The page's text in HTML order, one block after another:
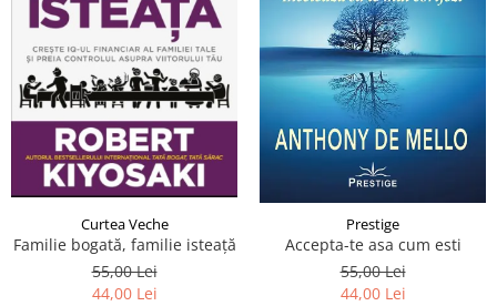
Curtea Veche
Familie bogată, familie isteață
55,00 Lei
44,00 Lei
Prestige
Accepta-te asa cum esti
55,00 Lei
44,00 Lei